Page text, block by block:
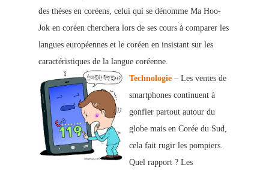
des thèses en coréens, celui qui se dénomme Ma Hoo-
Jok en coréen cherchera lors de ses cours à comparer les
langues européennes et le coréen en insistant sur les
caractéristiques de la langue coréenne.
Technologie – Les ventes de
smartphones continuent à
gonfler partout autour du
globe mais en Corée du Sud,
cela fait rugir les pompiers.
Quel rapport ? Les